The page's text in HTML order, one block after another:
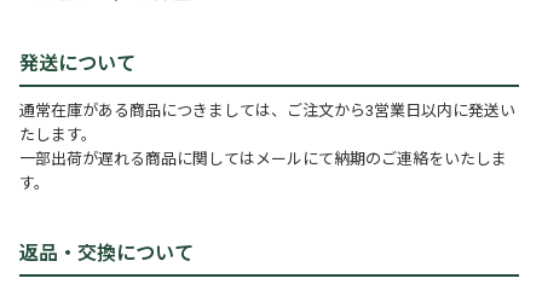
発送について
通常在庫がある商品につきましては、ご注文から3営業日以内に発送い
たします。
一部出荷が遅れる商品に関してはメールにて納期のご連絡をいたしま
す。
返品・交換について